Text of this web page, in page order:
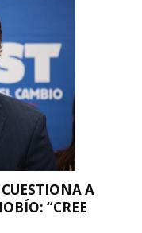
A
“CREE